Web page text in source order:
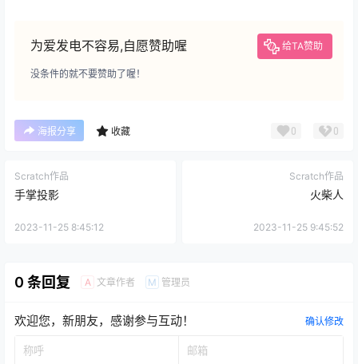
为爱发电不容易,自愿赞助喔 给TA赞助
没条件的就不要赞助了喔！
海报分享 收藏 0 0
Scratch作品
手掌投影
2023-11-25 8:45:12
Scratch作品
火柴人
2023-11-25 9:45:52
0 条回复 A 文章作者 M 管理员
欢迎您，新朋友，感谢参与互动！ 确认修改